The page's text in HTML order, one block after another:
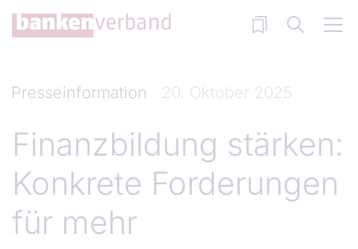
Direkt zum Inhalt
Presseinformation 20. Oktober 2025
Finanzbildung stärken:
Konkrete Forderungen
für mehr